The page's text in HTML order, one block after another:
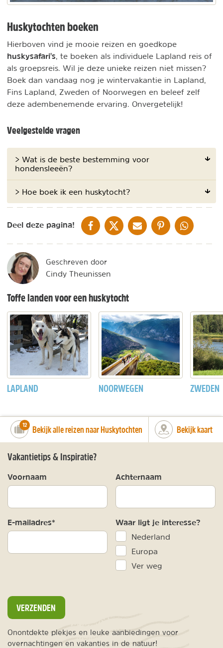
Huskytochten boeken
Hierboven vind je mooie reizen en goedkope
huskysafari's, te boeken als individuele Lapland reis of
als groepsreis. Wil je deze unieke reizen niet missen?
Boek dan vandaag nog je wintervakantie in Lapland,
Fins Lapland, Zweden of Noorwegen en beleef zelf
deze adembenemende ervaring. Onvergetelijk!
Veelgestelde vragen
> Wat is de beste bestemming voor
hondensleeën?
> Hoe boek ik een huskytocht?
Deel deze pagina! DELEN OP FACEBOOK
DELEN OP XDELEN VIA DE MAIL
DELEN OP PINTEREST
DELEN OP
Geschreven door
Cindy Theunissen
Toffe landen voor een huskytocht
LAPLAND NOORWEGEN ZWEDEN
number_of_trips:
12 Bekijk alle reizen naar Huskytochten Bekijk kaart
Vakantietips & Inspiratie?
Voornaam Achternaam
E-mailadres* Waar ligt je interesse?
Nederland
Europa
Ver weg
VERZENDEN
Onontdekte plekjes en leuke aanbiedingen voor
overnachtingen en vakanties in de natuur!